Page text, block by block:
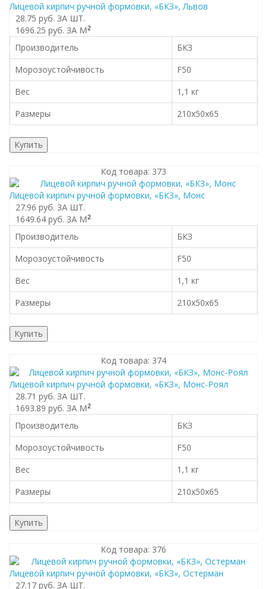
Лицевой кирпич ручной формовки, «БКЗ», Львов
28.75 руб. ЗА ШТ.
1696.25 руб. ЗА М2
Производитель
БКЗ
Морозоустойчивость
F50
Вес
1,1 кг
Размеры
210x50x65
Купить
Код товара: 373
Лицевой кирпич ручной формовки, «БКЗ», Монс
27.96 руб. ЗА ШТ.
1649.64 руб. ЗА М2
Производитель
БКЗ
Морозоустойчивость
F50
Вес
1,1 кг
Размеры
210x50x65
Купить
Код товара: 374
Лицевой кирпич ручной формовки, «БКЗ», Монс-Роял
28.71 руб. ЗА ШТ.
1693.89 руб. ЗА М2
Производитель
БКЗ
Морозоустойчивость
F50
Вес
1,1 кг
Размеры
210x50x65
Купить
Код товара: 376
Лицевой кирпич ручной формовки, «БКЗ», Остерман
27.17 руб. ЗА ШТ.